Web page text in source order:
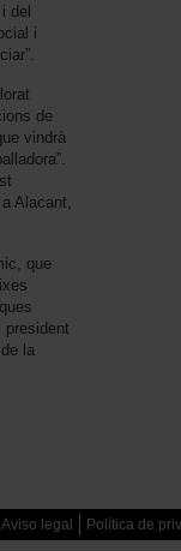
del
i
de
vindrà
Alacant,
que
la
Aviso legal Política de